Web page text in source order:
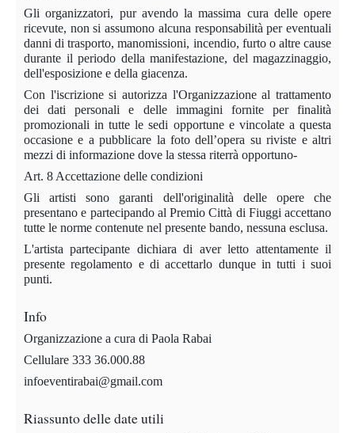
Gli organizzatori, pur avendo la massima cura delle opere
ricevute, non si assumono alcuna responsabilità per eventuali
danni di trasporto, manomissioni, incendio, furto o altre cause
durante il periodo della manifestazione, del magazzinaggio,
dell'esposizione e della giacenza.
Con l'iscrizione si autorizza l'Organizzazione al trattamento
dei dati personali e delle immagini fornite per finalità
promozionali in tutte le sedi opportune e vincolate a questa
occasione e a pubblicare la foto dell’opera su riviste e altri
mezzi di informazione dove la stessa riterrà opportuno-
Art. 8 Accettazione delle condizioni
Gli artisti sono garanti dell'originalità delle opere che
presentano e partecipando al Premio Città di Fiuggi accettano
tutte le norme contenute nel presente bando, nessuna esclusa.
L'artista partecipante dichiara di aver letto attentamente il
presente regolamento e di accettarlo dunque in tutti i suoi
punti.
Info
Organizzazione a cura di Paola Rabai
Cellulare 333 36.000.88
infoeventirabai@gmail.com
Riassunto delle date utili